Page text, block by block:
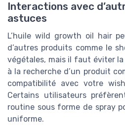
Interactions avec
astuces
L’huile wild growth oil hair
d’autres produits comme le
végétales, mais il faut éviter
à la recherche d’un produit
compatibilité avec votre
Certains utilisateurs
routine sous forme de spray
uniforme.